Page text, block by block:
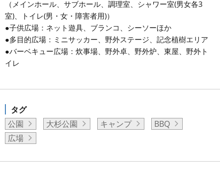
（メインホール、サブホール、調理室、シャワー室(男女各3
室)、トイレ(男・女・障害者用)）
●子供広場：ネット遊具、ブランコ、シーソーほか
●多目的広場：ミニサッカー、野外ステージ、記念植樹エリア
●バーベキュー広場：炊事場、野外卓、野外炉、東屋、野外ト
イレ
タグ
公園
大杉公園 キャンプ
BBQ
広場